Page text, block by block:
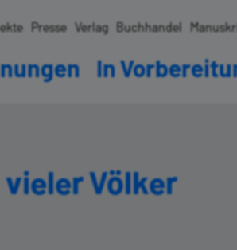
Presse Verlag Buchhandel
In
Völker